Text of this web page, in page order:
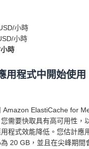
小時
小時
時
用程式中開始使
Amazon ElastiCache for
需要快取具有高可用性，
程式效能降低。您估計應
20 GB，並且在尖峰期間